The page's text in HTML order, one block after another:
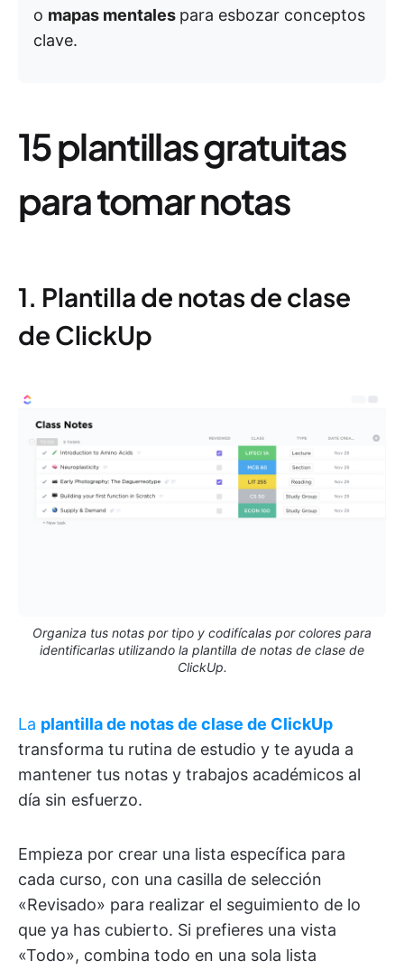
o mapas mentales para esbozar conceptos
clave.
15 plantillas gratuitas
para tomar notas
1. Plantilla de notas de clase
de ClickUp
Organiza tus notas por tipo y codifícalas por colores para
identificarlas utilizando la plantilla de notas de clase de
ClickUp.
La plantilla de notas de clase de ClickUp
transforma tu rutina de estudio y te ayuda a
mantener tus notas y trabajos académicos al
día sin esfuerzo.
Empieza por crear una lista específica para
cada curso, con una casilla de selección
«Revisado» para realizar el seguimiento de lo
que ya has cubierto. Si prefieres una vista
«Todo», combina todo en una sola lista